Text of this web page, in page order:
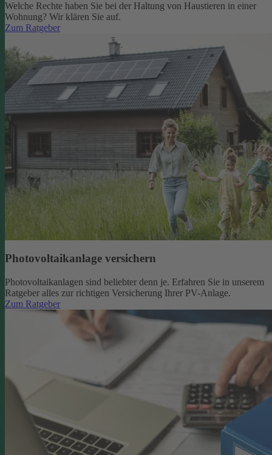
Welche Rechte haben Sie bei der Haltung von Haustieren in einer
Wohnung? Wir klären Sie auf.
Zum Ratgeber
Photovoltaikanlage versichern
Photovoltaikanlagen sind beliebter denn je. Erfahren Sie in unserem
Ratgeber alles zur richtigen Versicherung Ihrer PV-Anlage.
Zum Ratgeber